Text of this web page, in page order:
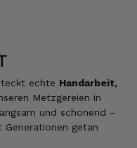
echte Handarbeit,
Metzgereien in
und schonend –
Generationen getan